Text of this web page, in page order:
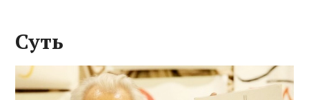
Суть